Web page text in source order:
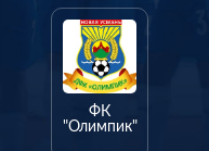
ФК
"Олимпик"